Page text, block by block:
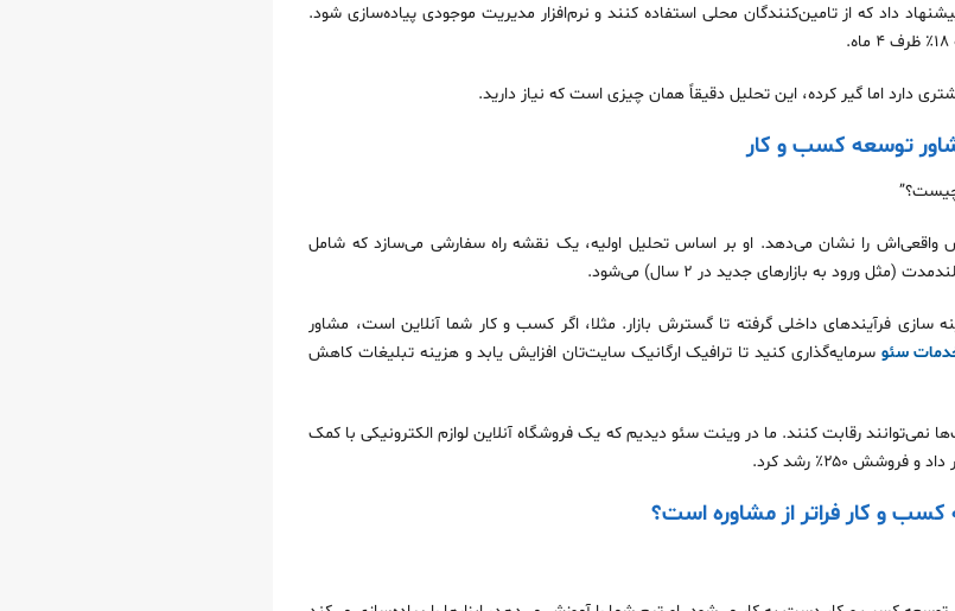
داد که از تامین‌کنندگان محلی استفاده کنند و نرم‌افزار مدیریت موجودی پیاده‌سازی شود.
دارد اما گیر کرده، این تحلیل دقیقاً همان چیزی است که نیاز دارید.
توسعه کسب و کار
را نشان می‌دهد. او بر اساس تحلیل اولیه، یک نقشه راه سفارشی می‌سازد که شامل
فرآیندهای داخلی گرفته تا گسترش بازار. مثلا، اگر کسب‌ و کار شما آنلاین است، مشاور
سئو سرمایه‌گذاری کنید تا ترافیک ارگانیک سایت‌تان افزایش یابد و هزینه تبلیغات کاهش
نمی‌توانند رقابت کنند. ما در وینت سئو دیدیم که یک فروشگاه آنلاین لوازم الکترونیکی با کمک
۲۵۰٪ رشد کرد.
کسب و کار فراتر از مشاوره است؟